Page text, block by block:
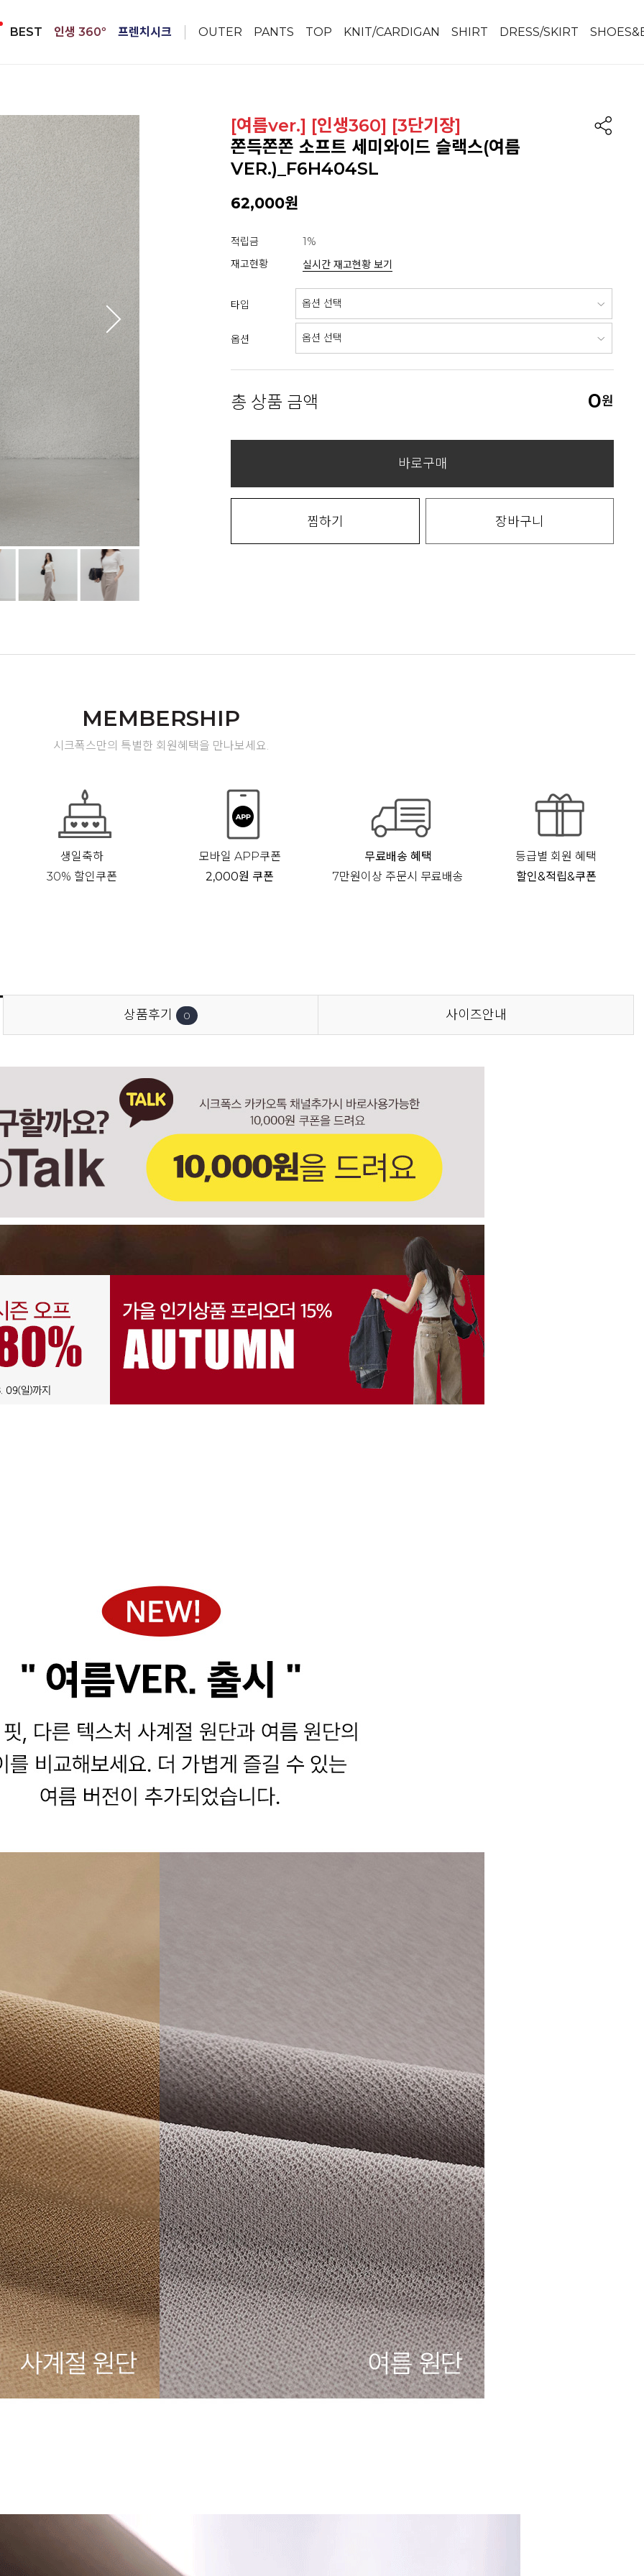
BEST 인생 360º 프렌치시크 OUTER PANTS TOP KNIT/CARDIGAN SHIRT DRESS/SKIRT
[여름ver.] [인생360] [3단기장]
쫀득쫀쫀 소프트 세미와이드 슬랙스(여름
VER.)_F6H404SL
62,000원
적립금
1%
재고현황
실시간 재고현황 보기
타입
옵션
총 상품 금액 0원
바로구매
찜하기 장바구니
MEMBERSHIP
시크폭스만의 특별한 회원혜택을 만나보세요.
생일축하
30% 할인쿠폰
모바일 APP쿠폰
2,000원 쿠폰
무료배송 혜택
7만원이상 주문시 무료배송
등급별 회원 혜택
할인&적립&쿠폰
상품후기 0 사이즈안내